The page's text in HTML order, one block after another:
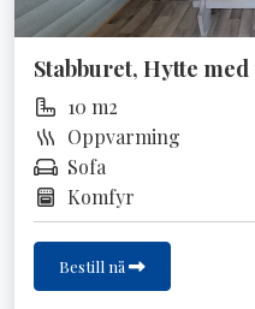
Stabburet, Hytte
10 m2
Oppvarming
Sofa
Komfyr
Bestill nå